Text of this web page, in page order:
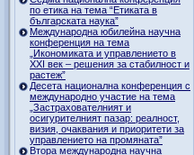
по етика на тема “Етиката в
българската наука”
Международна юбилейна научна
конференция на тема
„Икономиката и управлението в
ХХI век – решения за стабилност и
растеж”
Десета национална конференция с
международно участие на тема
„Застрахователният и
осигурителният пазар: реалност,
визия, очаквания и приоритети за
управлението на промяната”
Втора международна научна